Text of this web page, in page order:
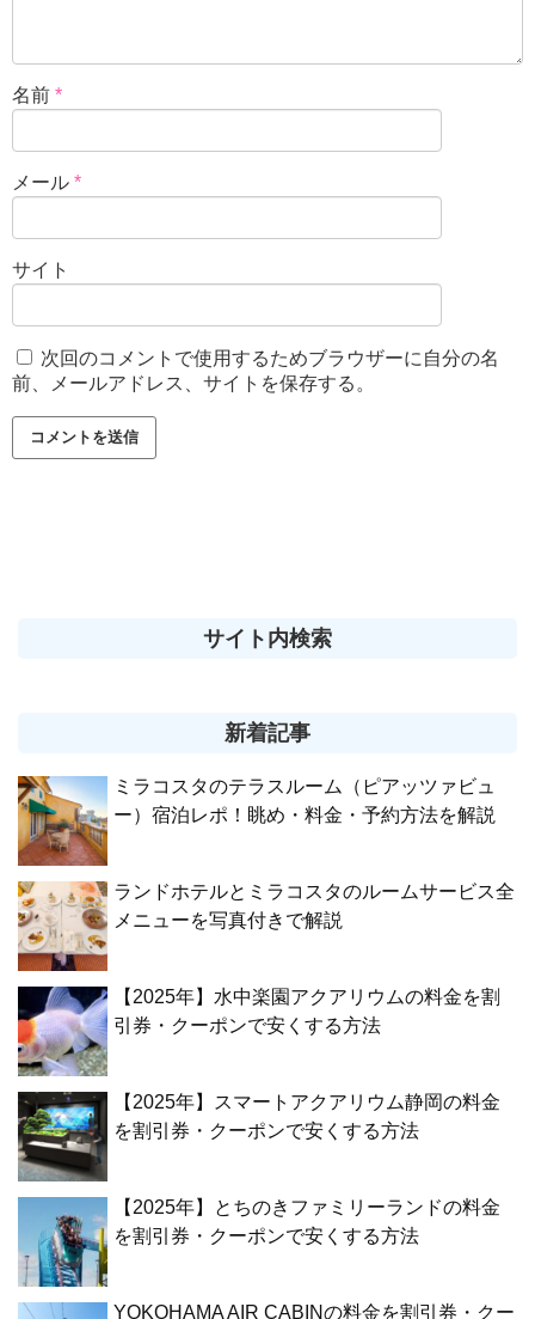
名前 *
メール *
サイト
次回のコメントで使用するためブラウザーに自分の名
前、メールアドレス、サイトを保存する。
サイト内検索
新着記事
ミラコスタのテラスルーム（ピアッツァビュ
ー）宿泊レポ！眺め・料金・予約方法を解説
ランドホテルとミラコスタのルームサービス全
メニューを写真付きで解説
【2025年】水中楽園アクアリウムの料金を割
引券・クーポンで安くする方法
【2025年】スマートアクアリウム静岡の料金
を割引券・クーポンで安くする方法
【2025年】とちのきファミリーランドの料金
を割引券・クーポンで安くする方法
YOKOHAMA AIR CABINの料金を割引券・クー